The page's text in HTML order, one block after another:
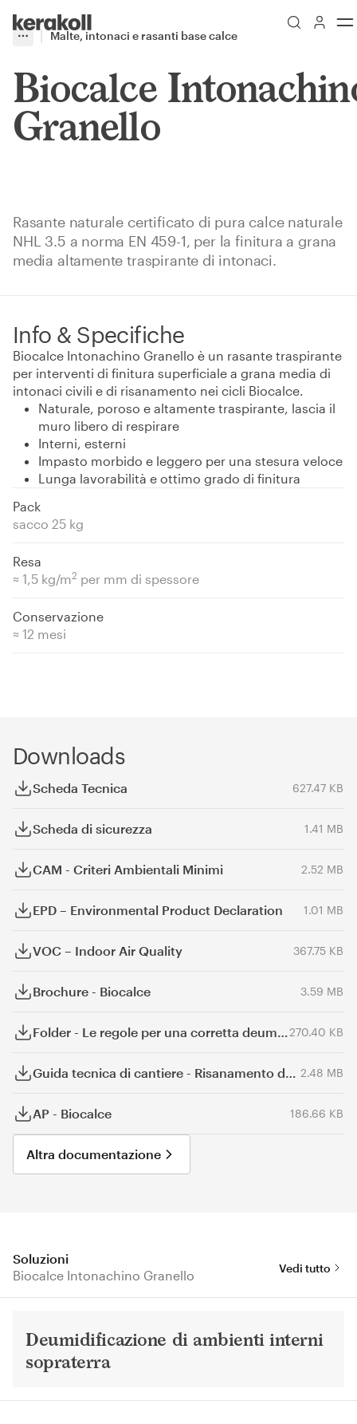
Go to Homepage
More
Toggle menu
Malte, intonaci e rasanti base calce
Biocalce
Granello
Rasante naturale certificato di pura calce naturale
NHL 3.5 a norma EN 459-1, per la finitura a grana
media altamente traspirante di intonaci.
Info & Specifiche
Biocalce Intonachino Granello è un rasante traspirante
per interventi di finitura superficiale a grana media di
intonaci civili e di risanamento nei cicli Biocalce.
Naturale, poroso e altamente traspirante, lascia il
muro libero di respirare
Interni, esterni
Impasto morbido e leggero per una stesura veloce
Lunga lavorabilità e ottimo grado di finitura
Pack
sacco 25 kg
Resa
≈ 1,5 kg/m2 per mm di spessore
Conservazione
≈ 12 mesi
Downloads
Scheda Tecnica 627.47 KB
Scheda di sicurezza 1.41 MB
CAM - Criteri Ambientali Minimi 2.52 MB
EPD – Environmental Product Declaration 1.01 MB
VOC – Indoor Air Quality 367.75 KB
Brochure - Biocalce 3.59 MB
Folder - Le regole per una corretta deumidificazione270.40 KB
Guida tecnica di cantiere - Risanamento delle murature umide 2.48 MB
AP - Biocalce 186.66 KB
Altra documentazione
Soluzioni
Biocalce Intonachino Granello
Vedi tutto
Deumidificazione di ambienti interni
sopraterra